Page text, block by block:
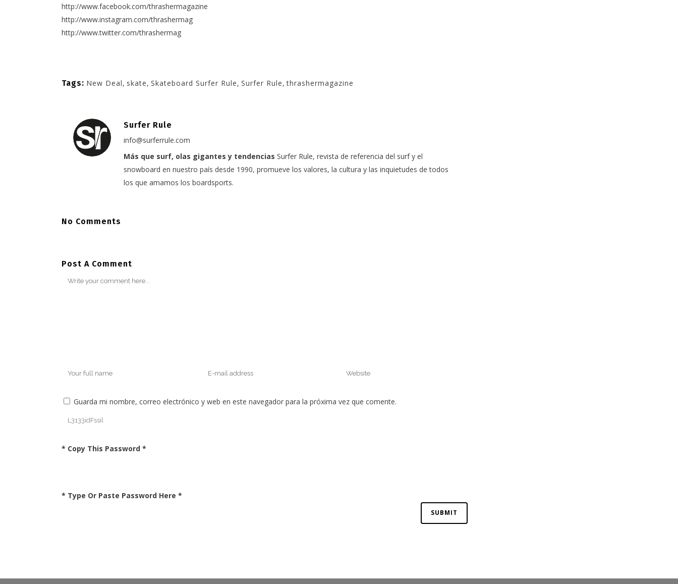
http://www.facebook.com/thrashermagazine
http://www.instagram.com/thrashermag
http://www.twitter.com/thrashermag
Tags: New Deal, skate, Skateboard Surfer Rule, Surfer Rule,thrashermagazine
Surfer Rule
info@surferrule.com
Más que surf, olas gigantes y tendencias Surfer Rule, revista de referencia del surf y el
snowboard en nuestro país desde 1990, promueve los valores, la cultura y las inquietudes de todos
los que amamos los boardsports.
No Comments
Post A Comment
Guarda mi nombre, correo electrónico y web en este navegador para la próxima vez que comente.
* Copy This Password *
* Type Or Paste Password Here *